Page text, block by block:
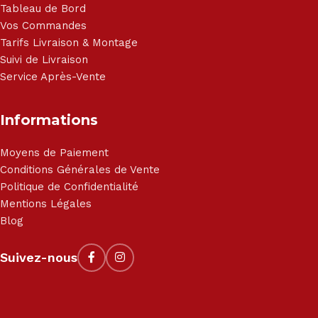
Tableau de Bord
Vos Commandes
Tarifs Livraison & Montage
Suivi de Livraison
Service Après-Vente
Informations
Moyens de Paiement
Conditions Générales de Vente
Politique de Confidentialité
Mentions Légales
Blog
Suivez-nous